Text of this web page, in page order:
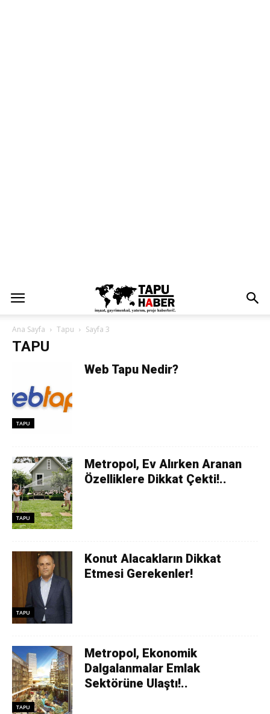
Ana Sayfa Tapu Sayfa 3
TAPU
TAPU
Web Tapu Nedir?
TAPU
Metropol, Ev Alırken Aranan
Özelliklere Dikkat Çekti!..
TAPU
Konut Alacakların Dikkat
Etmesi Gerekenler!
TAPU
Metropol, Ekonomik
Dalgalanmalar Emlak
Sektörüne Ulaştı!..